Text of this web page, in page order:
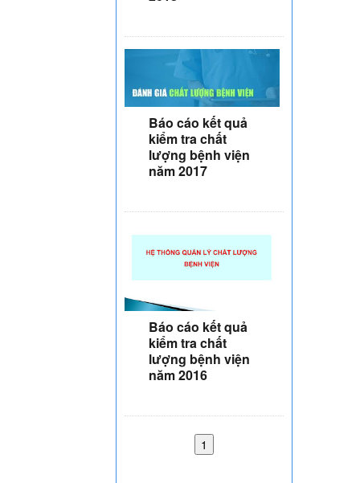
Báo cáo kết quả
kiểm tra chất
lượng bệnh viện
năm 2017
Báo cáo kết quả
kiểm tra chất
lượng bệnh viện
năm 2016